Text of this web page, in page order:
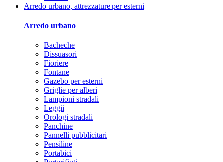
Arredo urbano, attrezzature per esterni
Arredo urbano
Bacheche
Dissuasori
Fioriere
Fontane
Gazebo per esterni
Griglie per alberi
Lampioni stradali
Leggii
Orologi stradali
Panchine
Pannelli pubblicitari
Pensiline
Portabici